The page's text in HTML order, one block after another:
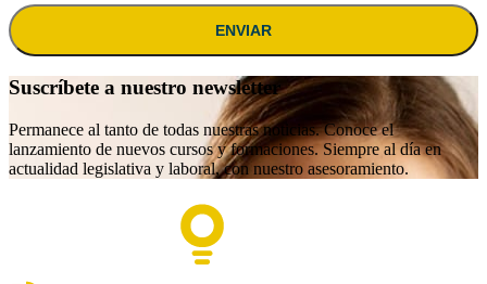
ENVIAR
Suscríbete a nuestro newsletter
Permanece al tanto de todas nuestras noticias. Conoce el
lanzamiento de nuevos cursos y formaciones. Siempre al día en
actualidad legislativa y laboral, con nuestro asesoramiento.